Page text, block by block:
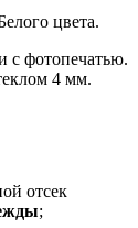
цвета.
с фотопечатью.
4 мм.
отсек
;